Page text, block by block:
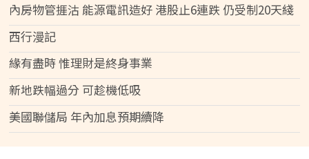
內房物管捱沽 能源電訊造好 港股止6連跌 仍受制20天綫
西行漫記
緣有盡時 惟理財是終身事業
新地跌幅過分 可趁機低吸
美國聯儲局 年內加息預期續降